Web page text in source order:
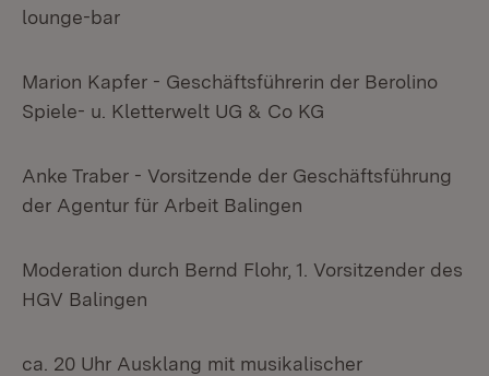
lounge-bar
Marion Kapfer - Geschäftsführerin der Berolino
Spiele- u. Kletterwelt UG & Co KG
Anke Traber - Vorsitzende der Geschäftsführung
der Agentur für Arbeit Balingen
Moderation durch Bernd Flohr, 1. Vorsitzender des
HGV Balingen
ca. 20 Uhr Ausklang mit musikalischer